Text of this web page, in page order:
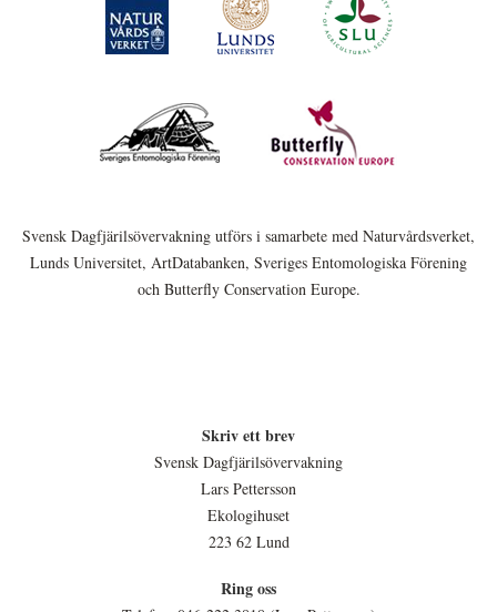
Svensk Dagfjärilsövervakning utförs i samarbete med Naturvårdsverket,
Lunds Universitet, ArtDatabanken, Sveriges Entomologiska Förening
och Butterfly Conservation Europe.
Skriv ett brev
Svensk Dagfjärilsövervakning
Lars Pettersson
Ekologihuset
223 62 Lund
Ring oss